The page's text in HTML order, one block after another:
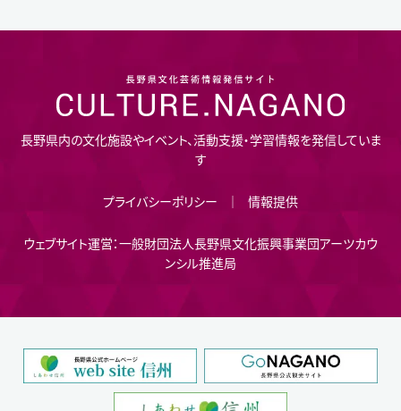
長野県内の文化施設やイベント、活動支援・学習情報を発信していま
す
プライバシーポリシー 情報提供
ウェブサイト運営：一般財団法人長野県文化振興事業団アーツカウ
ンシル推進局